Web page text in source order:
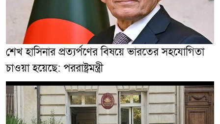
শেখ হাসিনার প্রত্যর্পণের বিষয়ে ভারতের সহযোগিতা
চাওয়া হয়েছে: পররাষ্ট্রমন্ত্রী